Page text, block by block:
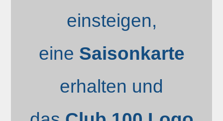
einsteigen,
eine Saisonkarte
erhalten und